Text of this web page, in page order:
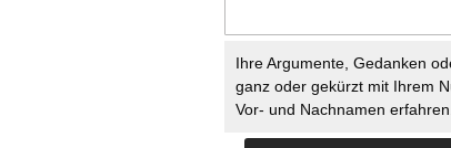
Ihre Argumente, Gedanken
ganz oder gekürzt mit Ihrem
Vor- und Nachnamen erfahren.